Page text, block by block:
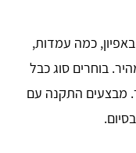
כמה עמדות,
בוחרים סוג כבל
מבצעים התקנה עם